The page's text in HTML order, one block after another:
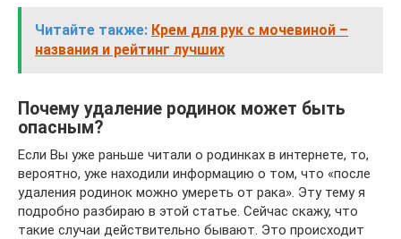
Читайте также: Крем для рук с мочевиной –
названия и рейтинг лучших
Почему удаление родинок может быть
опасным?
Если Вы уже раньше читали о родинках в интернете, то,
вероятно, уже находили информацию о том, что «после
удаления родинок можно умереть от рака». Эту тему я
подробно разбираю в этой статье. Сейчас скажу, что
такие случаи действительно бывают. Это происходит